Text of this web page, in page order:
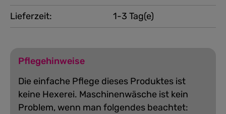
Lieferzeit: 1-3 Tag(e)
Pflegehinweise
Die einfache Pflege dieses Produktes ist
keine Hexerei. Maschinenwäsche ist kein
Problem, wenn man folgendes beachtet: